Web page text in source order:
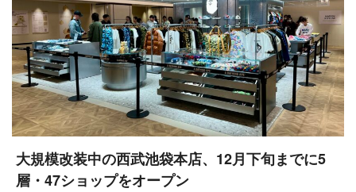
大規模改装中の西武池袋本店、12月下旬までに5
層・47ショップをオープン